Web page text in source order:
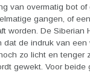
van overmatig bot of
gangen, of
worden. De Siberian
dat de indruk van een
zo licht en tenger
gewekt. Voor beide